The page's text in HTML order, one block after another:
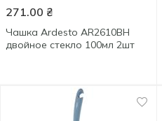
271.00 ₴
Чашка Ardesto AR2610BH
двойное стекло 100мл 2шт